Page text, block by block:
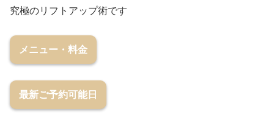
究極のリフトアップ術です
メニュー・料金
最新ご予約可能日